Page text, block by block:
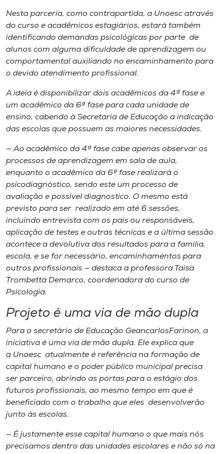
Nesta parceria, como contrapartida​,​ a Unoesc através
do curso e acadêmicos estagiários, estará também
identificando demandas psicológicas por parte de
alunos com alguma dificuldade de aprendizagem ou
comportamental auxilia​ndo​ no encaminhamento para
o devido atendimento​ profissional​.
A ideia é disponibilizar dois acadêmicos da 4ª fase e
um acadêmico da 6ª fase para cada unidade de
ensino, cabendo à S​ecretaria de ​E​ducação a indicação
das escola​s​​ ​​que possu​em​ a​s​ maior​es​ necessidade​s.
— Ao acadêmico da 4ª fase cabe apenas observar os
processos de aprendizagem em sala de aula,
enquanto o acadêmico da 6ª fase realizará o
psicodiagnóstico, sendo este um processo de
avaliação e possível diagnostico. O mesmo está
previsto para ser realizado em até 6 sessões,
incluindo entrevista com os pais ou responsáveis,
aplicação de testes e outras técnicas e a última sessão
acontece a devolutiva dos resultados para a família,
escola, e se for necessário, encaminhamentos para
outros profissionais — destaca a professora Taisa
Trombetta Demarco, coordenadora do curso de
Psicologia.
Projeto é uma via de mão dupla
Para o secretário de Educação GeancarlosFarinon, a
iniciativa é uma via de mão dupla. Ele explica que
a Unoesc atualmente é referência na formação d​e​
capital ​humano e o poder público municipal precisa
ser parceiro​,​ abrindo as portas para o estágio dos
futuros profissionais, ao mesmo tempo em que é
beneficiado com o trabalho que eles desenvolverão
junto às escolas.
— É justamente esse capital humano o que mais nós
precisamos dentro das unidades escolares e não só na